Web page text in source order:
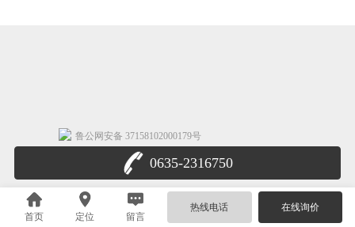
0635-2316750
首页 定位 留言
热线电话 在线询价
鲁公网安备 37158102000179号